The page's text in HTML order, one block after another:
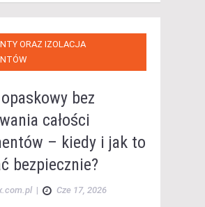
ORAZ IZOLACJA
bez
całości
– kiedy i jak to
bezpiecznie?
| Cze 17, 2026